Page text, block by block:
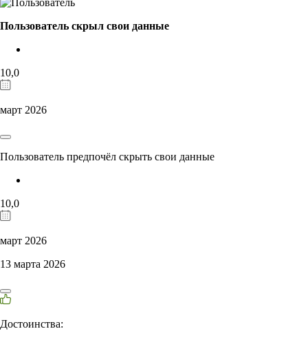
Пользователь скрыл свои данные
10,0
март 2026
Пользователь предпочёл скрыть свои данные
10,0
март 2026
13 марта 2026
Достоинства: